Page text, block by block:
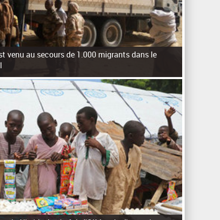
venu au secours de 1.000 migrants dans le